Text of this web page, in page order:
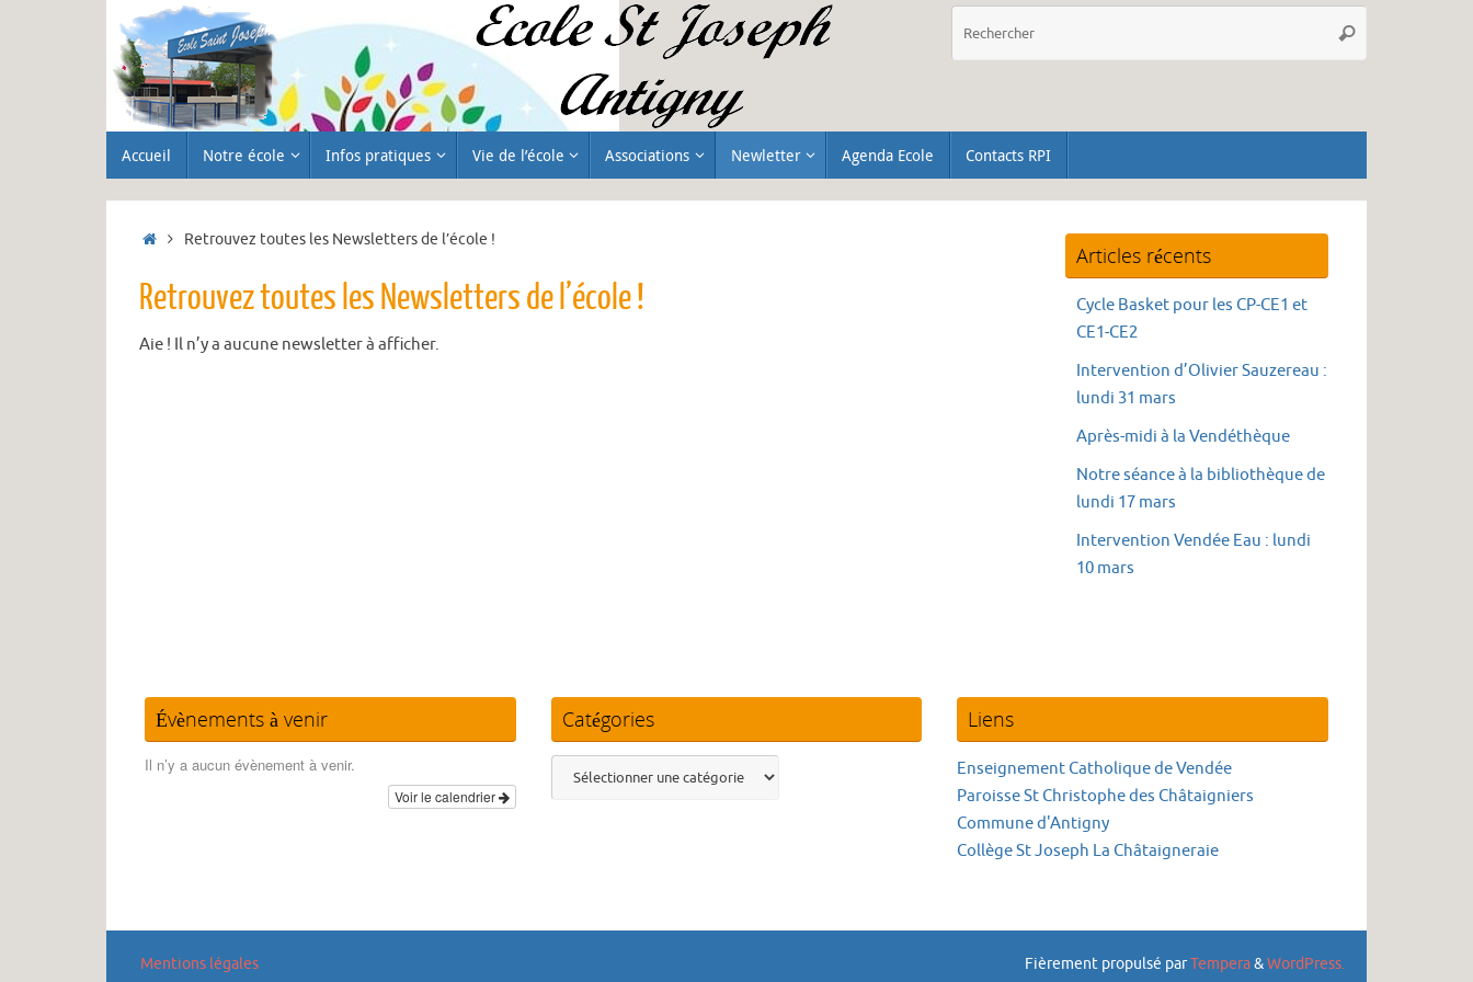
Rechercher
Accueil Notre école Infos pratiques Vie de l’école Associations Newletter Agenda Ecole Contacts RPI
Accueil
Retrouvez toutes les Newsletters de l’école !
Retrouvez toutes les Newsletters de l’école !
Aie ! Il n’y a aucune newsletter à afficher.
Articles récents
Cycle Basket pour les CP-CE1 et
CE1-CE2
Intervention d’Olivier Sauzereau :
lundi 31 mars
Après-midi à la Vendéthèque
Notre séance à la bibliothèque de
lundi 17 mars
Intervention Vendée Eau : lundi
10 mars
Évènements à venir
Il n’y a aucun évènement à venir.
Voir le calendrier
Catégories
Catégories
Liens
Enseignement Catholique de Vendée
Paroisse St Christophe des Châtaigniers
Commune d'Antigny
Collège St Joseph La Châtaigneraie
Mentions légales Fièrement propulsé parTempera&WordPress.